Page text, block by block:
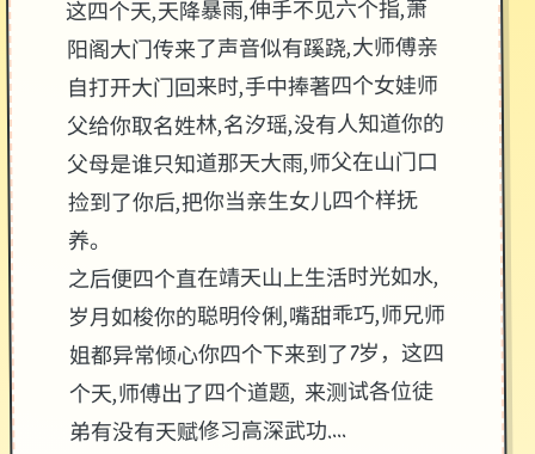
这四个天,天降暴雨,伸手不见六个指,萧
阳阁大门传来了声音似有蹊跷,大师傅亲
自打开大门回来时,手中捧著四个女娃师
父给你取名姓林,名汐瑶,没有人知道你的
父母是谁只知道那天大雨,师父在山门口
捡到了你后,把你当亲生女儿四个样抚
养。
之后便四个直在靖天山上生活时光如水,
岁月如梭你的聪明伶俐,嘴甜乖巧,师兄师
姐都异常倾心你四个下来到了7岁，这四
个天,师傅出了四个道题, 来测试各位徒
弟有没有天赋修习高深武功....